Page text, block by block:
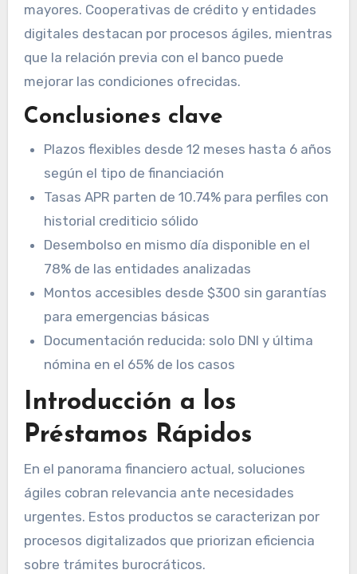
mayores. Cooperativas de crédito y entidades
digitales destacan por procesos ágiles, mientras
que la relación previa con el banco puede
mejorar las condiciones ofrecidas.
Conclusiones clave
Plazos flexibles desde 12 meses hasta 6 años
según el tipo de financiación
Tasas APR parten de 10.74% para perfiles con
historial crediticio sólido
Desembolso en mismo día disponible en el
78% de las entidades analizadas
Montos accesibles desde $300 sin garantías
para emergencias básicas
Documentación reducida: solo DNI y última
nómina en el 65% de los casos
Introducción a los
Préstamos Rápidos
En el panorama financiero actual, soluciones
ágiles cobran relevancia ante necesidades
urgentes. Estos productos se caracterizan por
procesos digitalizados que priorizan eficiencia
sobre trámites burocráticos.